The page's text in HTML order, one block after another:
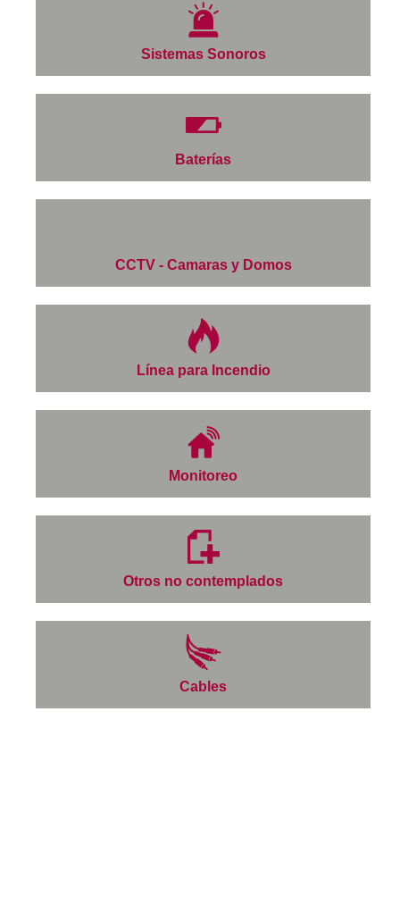
Sistemas Sonoros
Baterías
CCTV - Camaras y Domos
Línea para Incendio
Monitoreo
Otros no contemplados
Cables